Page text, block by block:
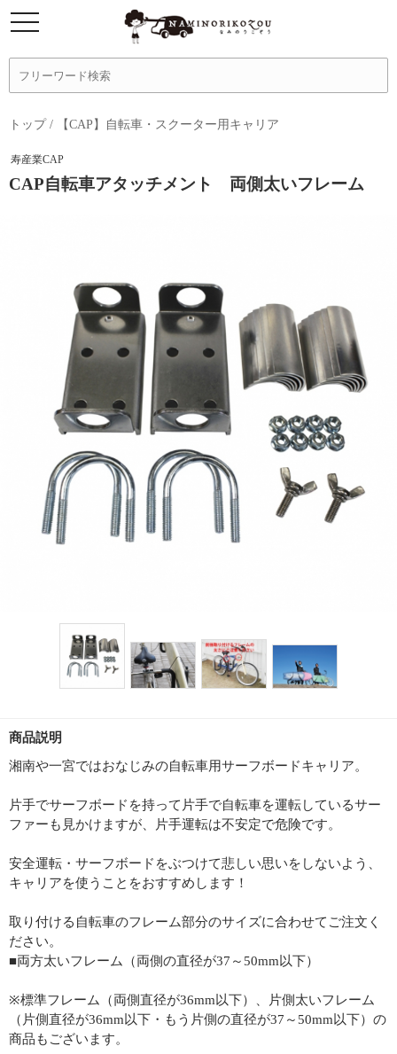
トップ/ 【CAP】自転車・スクーター用キャリア
寿産業CAP
CAP自転車アタッチメント 両側太いフレーム
商品説明
湘南や一宮ではおなじみの自転車用サーフボードキャリア。
片手でサーフボードを持って片手で自転車を運転しているサー
ファーも見かけますが、片手運転は不安定で危険です。
安全運転・サーフボードをぶつけて悲しい思いをしないよう、
キャリアを使うことをおすすめします！
取り付ける自転車のフレーム部分のサイズに合わせてご注文く
ださい。
■両方太いフレーム（両側の直径が37～50mm以下）
※標準フレーム（両側直径が36mm以下）、片側太いフレーム
（片側直径が36mm以下・もう片側の直径が37～50mm以下）の
商品もございます。